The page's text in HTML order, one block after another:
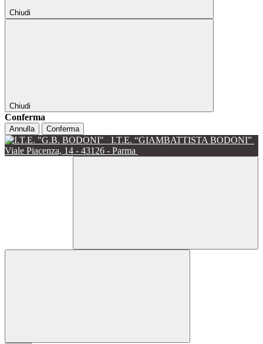
Chiudi
Chiudi
Conferma
Annulla Conferma
I.T.E. “GIAMBATTISTA BODONI”
Viale Piacenza, 14 - 43126 - Parma